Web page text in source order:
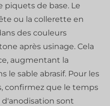
piquets de base. Le
ou la collerette en
des couleurs
après usinage. Cela
augmentant la
le sable abrasif. Pour les
confirmez que le temps
sont